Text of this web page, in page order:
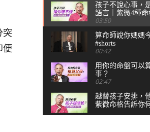
突
便
孩子不說心事，
語言｜紫微4種
03:50
算命師說你媽媽
#shorts
00:42
用你的命盤可以
事？
02:47
越替孩子安排，
紫微命格告訴你
你們的命盤合嗎？